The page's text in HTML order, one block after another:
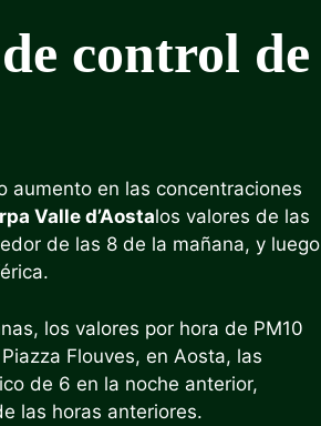
control de
aumento en las concentraciones
Valle d’Aostalos valores de las
de las 8 de la mañana, y luego
los valores por hora de PM10
Flouves, en Aosta, las
de 6 en la noche anterior,
las horas anteriores.